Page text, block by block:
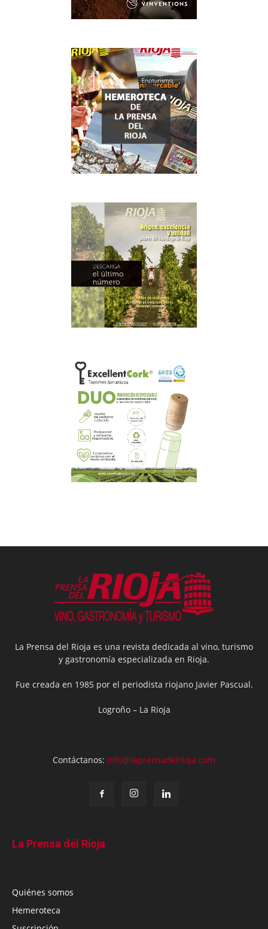
La Prensa del Rioja es una revista dedicada al vino, turismo
y gastronomía especializada en Rioja.
Fue creada en 1985 por el periodista riojano Javier Pascual.
Logroño – La Rioja
Contáctanos: info@laprensadelrioja.com
La Prensa del Rioja
Quiénes somos
Hemeroteca